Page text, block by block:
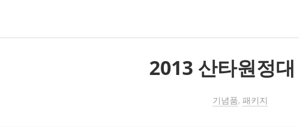
2013 산타원정
기념품 패키지